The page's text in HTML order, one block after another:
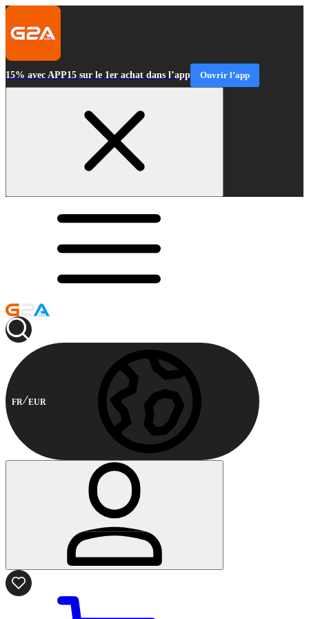
15% avec APP15 sur le 1er achat dans l’app Ouvrir l’app
FR EUR